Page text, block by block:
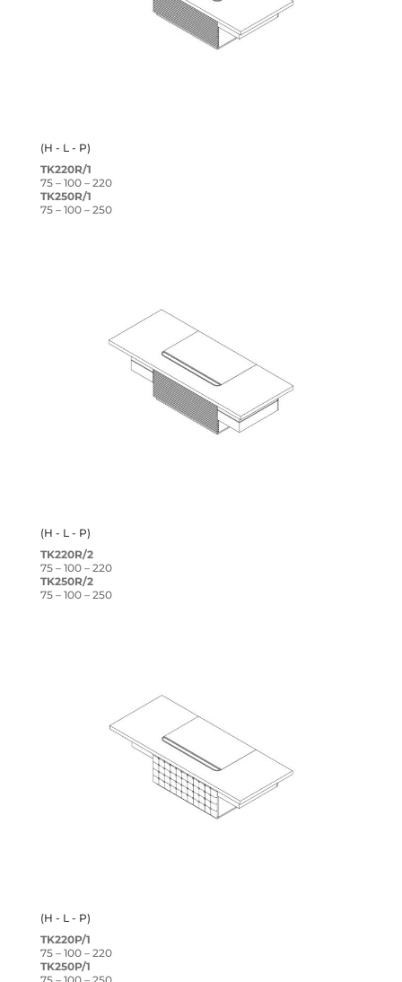
(H - L - P)
TK220R/1
75 – 100 – 220
TK250R/1
75 – 100 – 250
(H - L - P)
TK220R/2
75 – 100 – 220
TK250R/2
75 – 100 – 250
(H - L - P)
TK220P/1
75 – 100 – 220
TK250P/1